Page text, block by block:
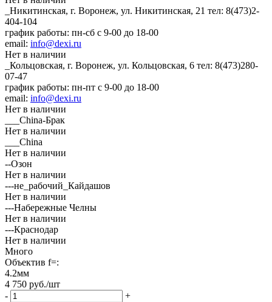
_Никитинская, г. Воронеж, ул. Никитинская, 21 тел: 8(473)2-
404-104
график работы: пн-сб с 9-00 до 18-00
email: info@dexi.ru
Нет в наличии
_Кольцовская, г. Воронеж, ул. Кольцовская, 6 тел: 8(473)280-
07-47
график работы: пн-пт с 9-00 до 18-00
email: info@dexi.ru
Нет в наличии
___China-Брак
Нет в наличии
___China
Нет в наличии
--Озон
Нет в наличии
---не_рабочий_Кайдашов
Нет в наличии
---Набережные Челны
Нет в наличии
---Краснодар
Нет в наличии
Много
Объектив f=:
4.2мм
4 750 руб./шт
-
+